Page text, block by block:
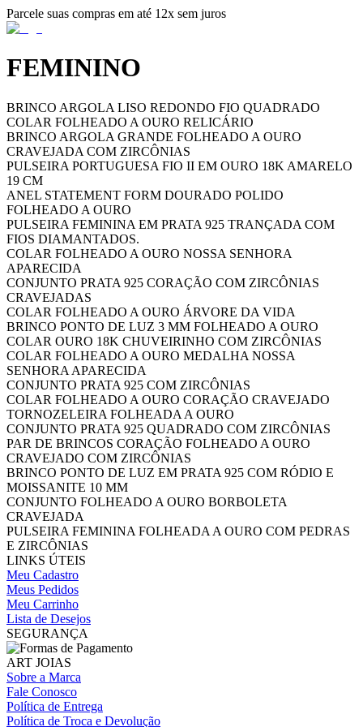
Parcele suas compras em até 12x sem juros
FEMININO
BRINCO ARGOLA LISO REDONDO FIO QUADRADO
COLAR FOLHEADO A OURO RELICÁRIO
BRINCO ARGOLA GRANDE FOLHEADO A OURO
CRAVEJADA COM ZIRCÔNIAS
PULSEIRA PORTUGUESA FIO II EM OURO 18K AMARELO
19 CM
ANEL STATEMENT FORM DOURADO POLIDO
FOLHEADO A OURO
PULSEIRA FEMININA EM PRATA 925 TRANÇADA COM
FIOS DIAMANTADOS.
COLAR FOLHEADO A OURO NOSSA SENHORA
APARECIDA
CONJUNTO PRATA 925 CORAÇÃO COM ZIRCÔNIAS
CRAVEJADAS
COLAR FOLHEADO A OURO ÁRVORE DA VIDA
BRINCO PONTO DE LUZ 3 MM FOLHEADO A OURO
COLAR OURO 18K CHUVEIRINHO COM ZIRCÔNIAS
COLAR FOLHEADO A OURO MEDALHA NOSSA
SENHORA APARECIDA
CONJUNTO PRATA 925 COM ZIRCÔNIAS
COLAR FOLHEADO A OURO CORAÇÃO CRAVEJADO
TORNOZELEIRA FOLHEADA A OURO
CONJUNTO PRATA 925 QUADRADO COM ZIRCÔNIAS
PAR DE BRINCOS CORAÇÃO FOLHEADO A OURO
CRAVEJADO COM ZIRCÔNIAS
BRINCO PONTO DE LUZ EM PRATA 925 COM RÓDIO E
MOISSANITE 10 MM
CONJUNTO FOLHEADO A OURO BORBOLETA
CRAVEJADA
PULSEIRA FEMININA FOLHEADA A OURO COM PEDRAS
E ZIRCÔNIAS
LINKS ÚTEIS
Meu Cadastro
Meus Pedidos
Meu Carrinho
Lista de Desejos
SEGURANÇA
ART JOIAS
Sobre a Marca
Fale Conosco
Política de Entrega
Política de Troca e Devolução